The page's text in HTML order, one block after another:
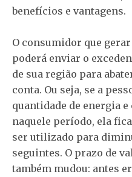
benefícios e vantagens.
O consumidor que
poderá enviar o
de sua região para
conta. Ou seja, se a
quantidade de energia
naquele período, ela
ser utilizado para
seguintes. O prazo de
também mudou: antes